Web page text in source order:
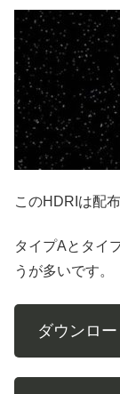
このHDRIは配
タイプAとタイ
うが多いです。
ダウンロ